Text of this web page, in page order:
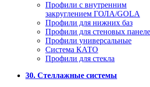
Профили с внутренним
закруглением ГОЛА/GOLA
Профили для нижних баз
Профили для стеновых
Профили универсальные
Система КАТО
Профили для стекла
30. Стеллажные системы